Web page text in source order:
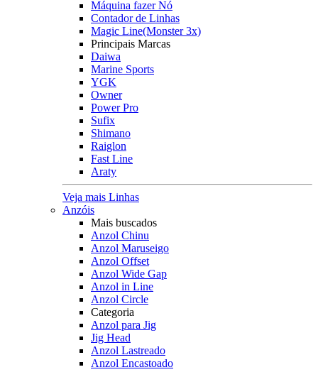
Máquina fazer Nó
Contador de Linhas
Magic Line(Monster 3x)
Principais Marcas
Daiwa
Marine Sports
YGK
Owner
Power Pro
Sufix
Shimano
Raiglon
Fast Line
Araty
Veja mais Linhas
Anzóis
Mais buscados
Anzol Chinu
Anzol Maruseigo
Anzol Offset
Anzol Wide Gap
Anzol in Line
Anzol Circle
Categoria
Anzol para Jig
Jig Head
Anzol Lastreado
Anzol Encastoado